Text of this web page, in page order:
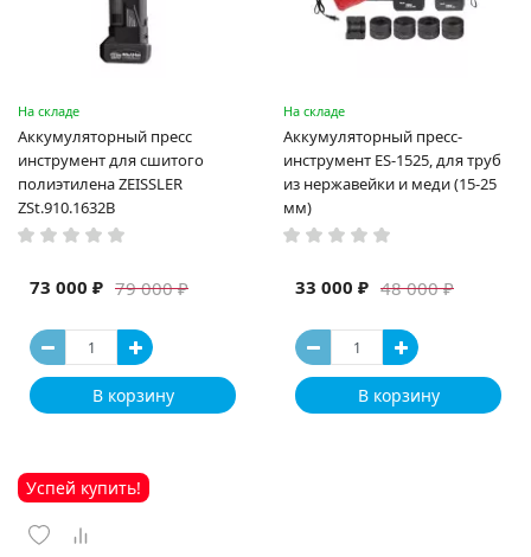
На складе
Аккумуляторный пресс
инструмент для сшитого
полиэтилена ZEISSLER
ZSt.910.1632B
79 000 ₽
73 000 ₽
В корзину
На складе
Аккумуляторный пресс-
инструмент ES-1525, для труб
из нержавейки и меди (15-25
мм)
48 000 ₽
33 000 ₽
В корзину
Успей купить!